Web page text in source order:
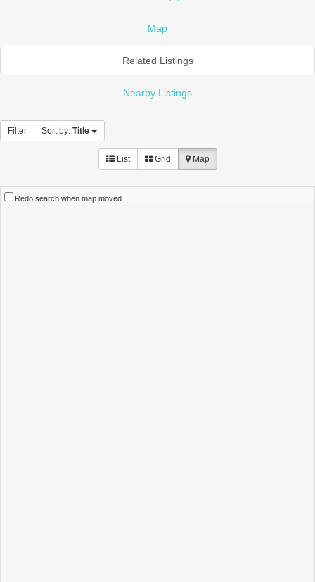
Map
Related Listings
Nearby Listings
Filter Sort by: Title
List Grid Map
Redo search when map moved